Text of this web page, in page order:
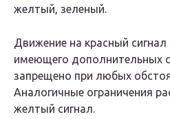
желтый, зеленый.
Движение на красный
имеющего дополнительных
запрещено при любых
Аналогичные ограничения
желтый сигнал.